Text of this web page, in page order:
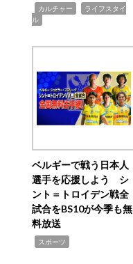
カルチャー
ライフスタイ
ル
ベルギーで戦う日本人
選手を応援しよう シ
ント＝トロイデン戦全
試合をBS10が今季も無
料放送
スポーツ